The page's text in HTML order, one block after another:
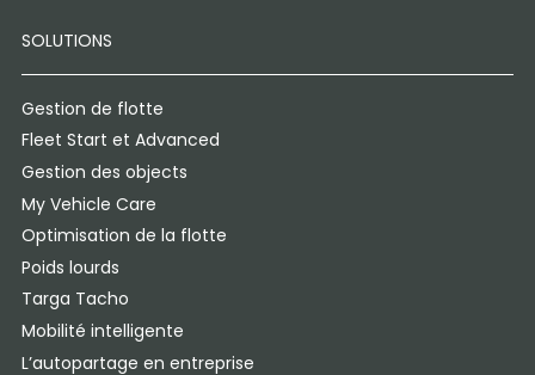
SOLUTIONS
Gestion de flotte
Fleet Start et Advanced
Gestion des objects
My Vehicle Care
Optimisation de la flotte
Poids lourds
Targa Tacho
Mobilité intelligente
L’autopartage en entreprise